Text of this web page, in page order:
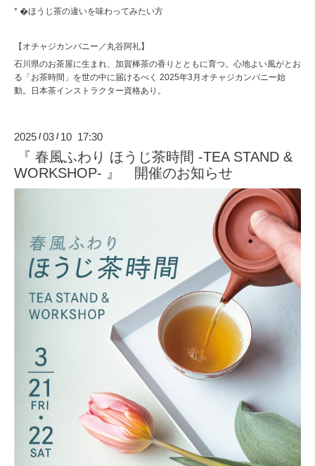
* �ほうじ茶の違いを味わってみたい方
【オチャジカンパニー／丸谷阿礼】
石川県のお茶屋に生まれ、加賀棒茶の香りとともに育つ。心地よい風がとお
る「お茶時間」を世の中に届けるべく 2025年3月オチャジカンパニー始
動。日本茶インストラクター資格あり。
2025 /03 / 10 17:30
『 春風ふわり ほうじ茶時間 -TEA STAND &
WORKSHOP- 』 開催のお知らせ